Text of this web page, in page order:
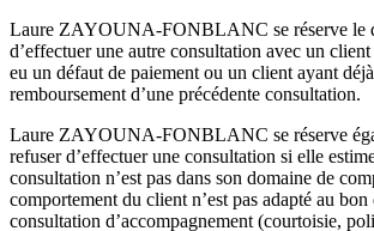
Laure ZAYOUNA-FONBLANC se réserve le
d’effectuer une autre consultation avec un
eu un défaut de paiement ou un client ayant
remboursement d’une précédente consultation.
Laure ZAYOUNA-FONBLANC se réserve
refuser d’effectuer une consultation si elle
consultation n’est pas dans son domaine de
comportement du client n’est pas adapté au
consultation d’accompagnement (courtoisie,